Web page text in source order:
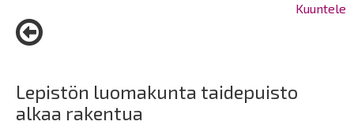
here:
Kuuntele
Lepistön luomakunta taidepuisto
alkaa rakentua